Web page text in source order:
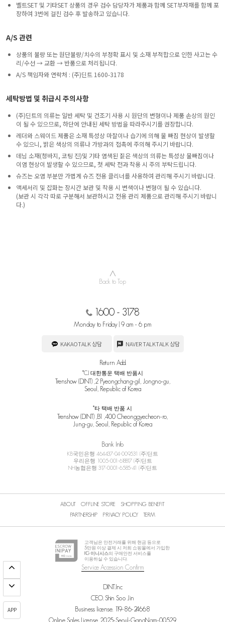
APP
벨트SET 및 기타SET 상품의 경우 검수 담당자가 제품과 함께 SET부자재를 함께 포
장하여 3번에 걸친 검수 후 발송하고 있습니다.
A/S 관련
상품의 불량 또는 원단불량/치수의 부정확 표시 및 소재 부적합으로 인한 사고는 수
리/수선 → 교환 → 반품으로 처리됩니다.
A/S 책임자와 연락처 : (주)딘트 1600-3178
세탁방법 및 취급시 주의사항
(주)딘트의 의류는 일반 세탁 및 건조기 사용 시 원단의 변형이나 제품 손상의 원인
이 될 수 있으므로, 하단에 안내된 세탁 방법을 따라주시기를 권장합니다.
레더와 스웨이드 제품은 소재 특성상 마찰이나 습기에 의해 물 빠짐 현상이 발생할
수 있으니, 밝은 색상의 의류나 가방과의 접촉에 주의해 주시기 바랍니다.
데님 소재(청바지, 코팅 진)및 기타 염색된 짙은 색상의 의류는 특성상 물빠짐이나
이염 현상이 발생할 수 있으므로, 첫 세탁 전과 착용 시 주의 부탁드립니다.
슈즈는 오염 부분만 가볍게 슈즈 전용 클리너를 사용하여 관리해 주시기 바랍니다.
액세서리 및 잡화는 장시간 보관 및 착용 시 변색이나 변형이 될 수 있습니다.
(보관 시 각각 따로 구분해서 보관하시고 전용 관리 제품으로 관리해 주시기 바랍니
다.)
∧
Back to Top
1600 - 3178
Monday to Friday | 9 am - 6 pm
KAKAOTALK 상담 NAVER TALKTALK 상담
Return Add.
*CJ 대한통운 택배 반품시
Trenshow (DINT) ,2 Pyeongchang-gil, Jongno-gu,
Seoul, Republic of Korea
*타 택배 반품 시
Trenshow (DINT) ,B1 ,400 Cheonggyecheon-ro,
Jung-gu, Seoul, Republic of Korea
Bank Info
KB국민은행 464437-04-009531 (주)딘트
우리은행 1005-001-618817 (주)딘트
NH농협은행 317-0001-6585-41 (주)딘트
ABOUT OFFLINE STORE
SHOPPING BENEFIT
PARTNERSHIP
PRIVACY POLICY TERM
고객님은 안전거래를 위해 현금 등으로
5만원 이상 결제 시 저희 쇼핑몰에서 가입한
KG 이니시스의 구매안전 서비스를
이용하실 수 있습니다.
Service Accession Confirm
DINT.Inc
CEO. Shin Soo Jin
Business license. 119-86-24668
Online Sales License. 2025-Seoul-GangNam-00529